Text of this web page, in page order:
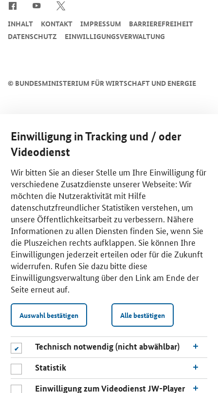
© BUNDESMINISTERIUM FÜR WIRTSCHAFT UND ENERGIE
INHALT KONTAKT IMPRESSUM
BARRIEREFREIHEIT
DATENSCHUTZ
EINWILLIGUNGSVERWALTUNG
Einwilligung in Tracking und / oder
Videodienst
Wir bitten Sie an dieser Stelle um Ihre Einwilligung für
verschiedene Zusatzdienste unserer Webseite: Wir
möchten die Nutzeraktivität mit Hilfe
datenschutzfreundlicher Statistiken verstehen, um
unsere Öffentlichkeitsarbeit zu verbessern. Nähere
Informationen zu allen Diensten finden Sie, wenn Sie
die Pluszeichen rechts aufklappen. Sie können Ihre
Einwilligungen jederzeit erteilen oder für die Zukunft
widerrufen. Rufen Sie dazu bitte diese
Einwilligungsverwaltung über den Link am Ende der
Seite erneut auf.
Auswahl bestätigen Alle bestätigen
Technisch notwendig (nicht abwählbar)
Statistik
Einwilligung zum Videodienst JW-Player